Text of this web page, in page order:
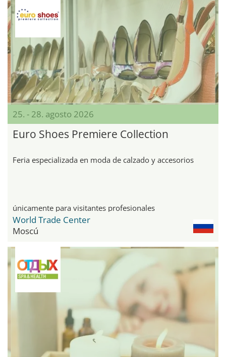
25. - 28. agosto 2026
Euro Shoes Premiere Collection
Feria especializada en moda de calzado y accesorios
únicamente para visitantes profesionales
World Trade Center
Moscú